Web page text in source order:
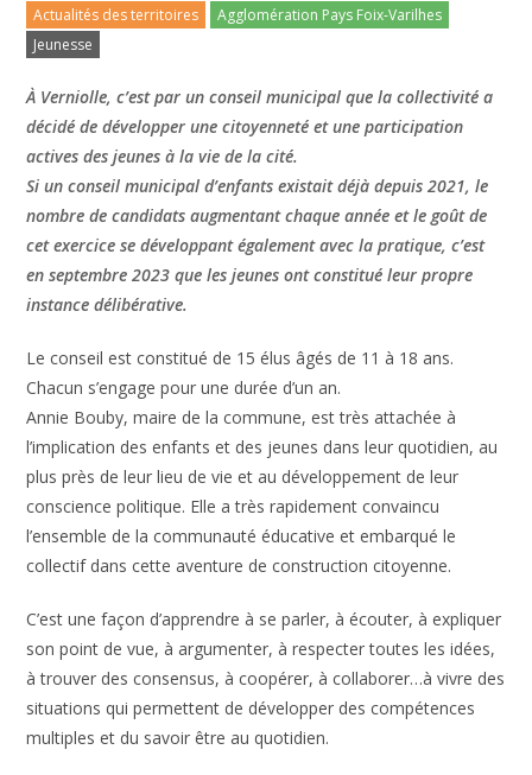
Actualités des territoires
Agglomération Pays Foix-Varilhes
Jeunesse
À Verniolle, c’est par un conseil municipal que la collectivité a
décidé de développer une citoyenneté et une participation
actives des jeunes à la vie de la cité.
Si un conseil municipal d’enfants existait déjà depuis 2021, le
nombre de candidats augmentant chaque année et le goût de
cet exercice se développant également avec la pratique, c’est
en septembre 2023 que les jeunes ont constitué leur propre
instance délibérative.
Le conseil est constitué de 15 élus âgés de 11 à 18 ans.
Chacun s’engage pour une durée d’un an.
Annie Bouby, maire de la commune, est très attachée à
l’implication des enfants et des jeunes dans leur quotidien, au
plus près de leur lieu de vie et au développement de leur
conscience politique. Elle a très rapidement convaincu
l’ensemble de la communauté éducative et embarqué le
collectif dans cette aventure de construction citoyenne.
C’est une façon d’apprendre à se parler, à écouter, à expliquer
son point de vue, à argumenter, à respecter toutes les idées,
à trouver des consensus, à coopérer, à collaborer…à vivre des
situations qui permettent de développer des compétences
multiples et du savoir être au quotidien.